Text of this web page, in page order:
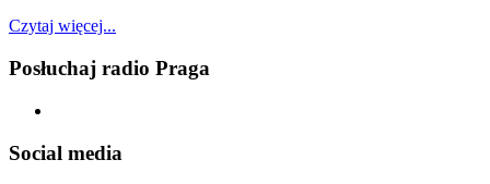
Czytaj więcej...
Posłuchaj radio Praga
Social media